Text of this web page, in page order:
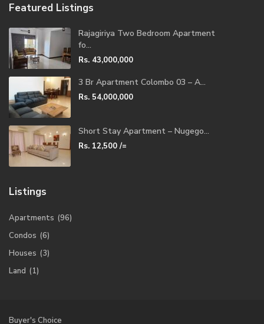
Featured Listings
Rajagiriya Two Bedroom Apartment
fo...
Rs. 43,000,000
3 Br Apartment Colombo 03 – A...
Rs. 54,000,000
Short Stay Apartment – Nugego...
Rs. 12,500 /=
Listings
Apartments (96)
Condos (6)
Houses (3)
Land (1)
Buyer's Choice